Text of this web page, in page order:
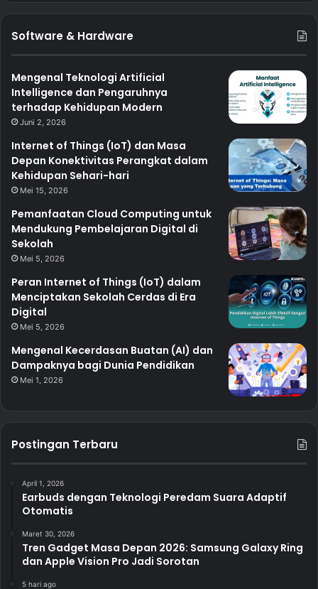
Software & Hardware
Mengenal Teknologi Artificial
Intelligence dan Pengaruhnya
terhadap Kehidupan Modern
Juni 2, 2026
Internet of Things (IoT) dan Masa
Depan Konektivitas Perangkat dalam
Kehidupan Sehari-hari
Mei 15, 2026
Pemanfaatan Cloud Computing untuk
Mendukung Pembelajaran Digital di
Sekolah
Mei 5, 2026
Peran Internet of Things (IoT) dalam
Menciptakan Sekolah Cerdas di Era
Digital
Mei 5, 2026
Mengenal Kecerdasan Buatan (AI) dan
Dampaknya bagi Dunia Pendidikan
Mei 1, 2026
Postingan Terbaru
April 1, 2026
Earbuds dengan Teknologi Peredam Suara Adaptif
Otomatis
Maret 30, 2026
Tren Gadget Masa Depan 2026: Samsung Galaxy Ring
dan Apple Vision Pro Jadi Sorotan
5 hari ago